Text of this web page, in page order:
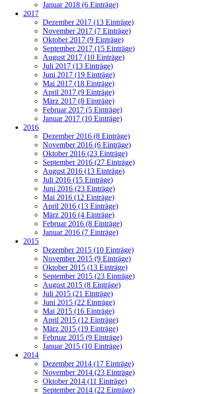
Januar 2018 (6 Einträge)
2017
Dezember 2017 (13 Einträge)
November 2017 (7 Einträge)
Oktober 2017 (9 Einträge)
September 2017 (15 Einträge)
August 2017 (10 Einträge)
Juli 2017 (13 Einträge)
Juni 2017 (19 Einträge)
Mai 2017 (18 Einträge)
April 2017 (9 Einträge)
März 2017 (8 Einträge)
Februar 2017 (5 Einträge)
Januar 2017 (10 Einträge)
2016
Dezember 2016 (8 Einträge)
November 2016 (6 Einträge)
Oktober 2016 (23 Einträge)
September 2016 (27 Einträge)
August 2016 (13 Einträge)
Juli 2016 (15 Einträge)
Juni 2016 (23 Einträge)
Mai 2016 (12 Einträge)
April 2016 (13 Einträge)
März 2016 (4 Einträge)
Februar 2016 (8 Einträge)
Januar 2016 (7 Einträge)
2015
Dezember 2015 (10 Einträge)
November 2015 (9 Einträge)
Oktober 2015 (13 Einträge)
September 2015 (23 Einträge)
August 2015 (8 Einträge)
Juli 2015 (21 Einträge)
Juni 2015 (22 Einträge)
Mai 2015 (16 Einträge)
April 2015 (12 Einträge)
März 2015 (19 Einträge)
Februar 2015 (9 Einträge)
Januar 2015 (10 Einträge)
2014
Dezember 2014 (17 Einträge)
November 2014 (23 Einträge)
Oktober 2014 (11 Einträge)
September 2014 (22 Einträge)